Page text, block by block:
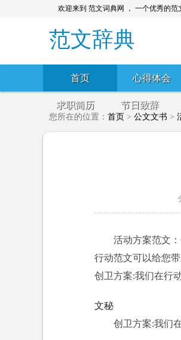
欢迎来到 范文词典网 ， 一个优秀的范
范文辞典
首页 心得体会
求职简历 节日致辞
您所在的位置： 首页 > 公文文书 >
活动方案范文
行动范文可以给您
创卫方案:我们在行
文秘
创卫方案:我们